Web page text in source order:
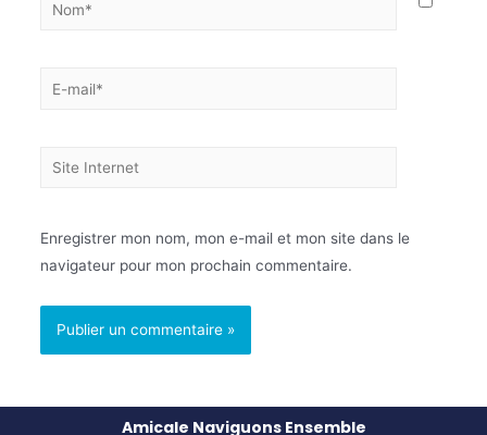
Enregistrer mon nom, mon e-mail et mon site dans le
navigateur pour mon prochain commentaire.
Amicale Naviguons Ensemble